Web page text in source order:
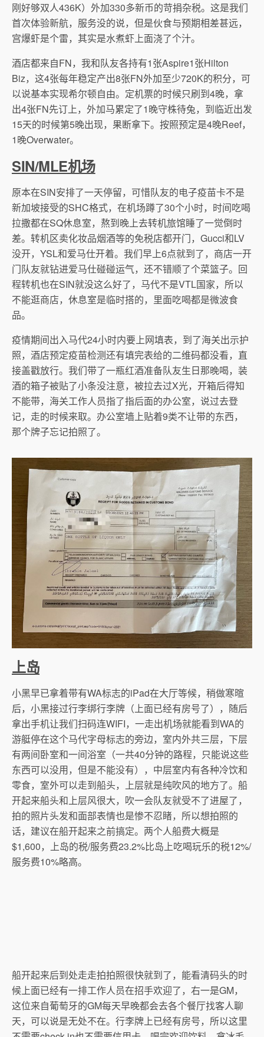
刚好够双人436K）外加330多新币的苛捐杂税。这是我们
首次体验新航，服务没的说，但是伙食与预期相差甚远，
宫爆虾是个雷，其实是水煮虾上面浇了个汁。
酒店都来自FN，我和队友各持有1张Aspire1张Hilton
Biz，这4张每年稳定产出8张FN外加至少720K的积分，可
以说基本实现希尔顿自由。定机票的时候只刷到4晚，拿
出4张FN先订上，外加马累定了1晚守株待兔，到临近出发
15天的时候第5晚出现，果断拿下。按照预定是4晚Reef，
1晚Overwater。
SIN/MLE机场
原本在SIN安排了一天停留，可惜队友的电子疫苗卡不是
新加坡接受的SHC格式，在机场蹲了30个小时，时间吃喝
拉撒都在SQ休息室，熬到晚上去转机旅馆睡了一觉倒时
差。转机区卖化妆品烟酒等的免税店都开门，Gucci和LV
没开，YSL和爱马仕开着。我们早上6点就到了，商店一开
门队友就钻进爱马仕碰碰运气，还不错顺了个菜篮子。回
程转机也在SIN就没这么好了，马代不是VTL国家，所以
不能逛商店，休息室是临时搭的，里面吃喝都是微波食
品。
疫情期间出入马代24小时内要上网填表，到了海关出示护
照，酒店预定疫苗检测还有填完表给的二维码都没看，直
接盖戳放行。我们带了一瓶红酒准备队友生日那晚喝，装
酒的箱子被贴了小条没注意，被拉去过X光，开箱后得知
不能带，海关工作人员指了指后面的办公室，说过去登
记，走的时候来取。办公室墙上贴着9类不让带的东西，
那个牌子忘记拍照了。
上岛
小黑早已拿着带有WA标志的iPad在大厅等候，稍做寒暄
后，小黑接过行李绑行李牌（上面已经有房号了），随后
拿出手机让我们扫码连WIFI，一走出机场就能看到WA的
游艇停在这个马代字母标志的旁边，室内外共三层，下层
有两间卧室和一间浴室（一共40分钟的路程，只能说这些
东西可以没用，但是不能没有），中层室内有各种冷饮和
零食，室外可以走到船头，上层就是纯吹风的地方了。船
开起来船头和上层风很大，吹一会队友就受不了进屋了，
拍的照片头发和面部表情也是惨不忍睹，所以想拍照的
话，建议在船开起来之前搞定。两个人船费大概是
$1,600，上岛的税/服务费23.2%比岛上吃喝玩乐的税12%/
服务费10%略高。
船开起来后到处走走拍拍照很快就到了，能看清码头的时
候上面已经有一排工作人员在招手欢迎了，右一是GM，
这位来自葡萄牙的GM每天早晚都会去各个餐厅找客人聊
天，可以说是无处不在。行李牌上已经有房号，所以这里